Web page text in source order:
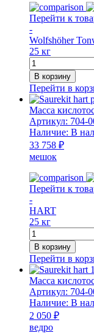
Перейти к
-
Wolfshöher
25 кг
Количество
товара
Штукатурка
натуральная
печная
мешок
25
кг
В корзину
Перейти в
Масса
Артикул: 704-
Наличие: В
33 758 ₽
мешок
Перейти к
-
HART
25 кг
Количество
товара
Масса
кислотостойкая
Saurekit
25
кг
HART
В корзину
Перейти в
Масса
Артикул: 704-
Наличие: В
2 050 ₽
ведро